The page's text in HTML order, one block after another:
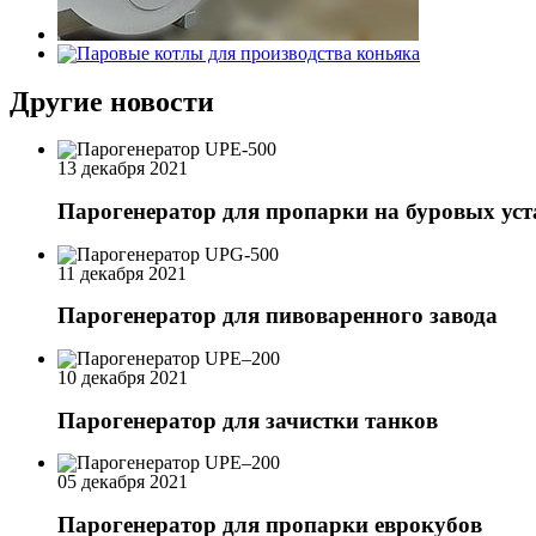
Другие новости
13 декабря 2021
Парогенератор для пропарки на буровых
11 декабря 2021
Парогенератор для пивоваренного завода
10 декабря 2021
Парогенератор для зачистки танков
05 декабря 2021
Парогенератор для пропарки еврокубов